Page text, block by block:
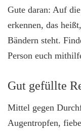
Gute daran: Auf
erkennen, das
Bändern steht.
Person euch
Gut gefüllte
Mittel gegen
Augentropfen,